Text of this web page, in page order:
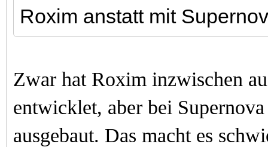
Roxim anstatt mit
Zwar hat Roxim inzwischen
entwicklet, aber bei
ausgebaut. Das macht es